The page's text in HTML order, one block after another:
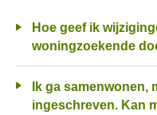
Hoe geef ik wijzigingen in mijn gegevens als
woningzoekende
ingeschreven. Kan